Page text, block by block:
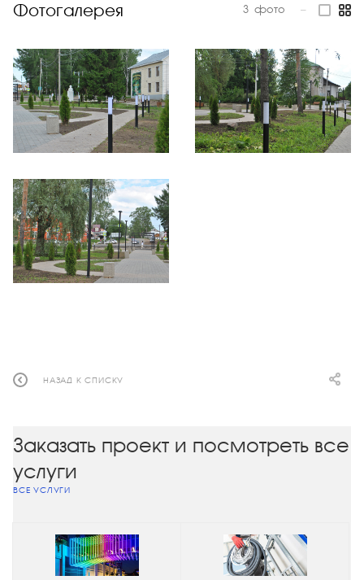
Фотогалерея 3 фото —
НАЗАД К СПИСКУ
Заказать проект и посмотреть все
услуги
ВСЕ УСЛУГИ